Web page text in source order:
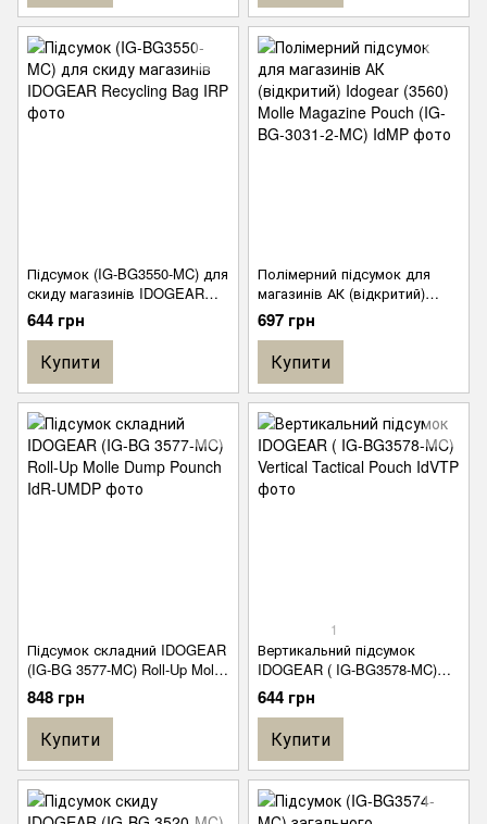
Підсумок (IG-BG3550-MC) для
скиду магазинів IDOGEAR
Recycling Bag
644 грн
Купити
Полімерний підсумок для
магазинів АК (відкритий)
Idogear (3560) Molle Magazine
Pouch (IG-BG-3031-2-MC)
697 грн
Купити
Підсумок складний IDOGEAR
(IG-BG 3577-MC) Roll-Up Molle
Dump Pounch
848 грн
Купити
1
Вертикальний підсумок
IDOGEAR ( IG-BG3578-MC)
Vertical Tactical Pouch
644 грн
Купити